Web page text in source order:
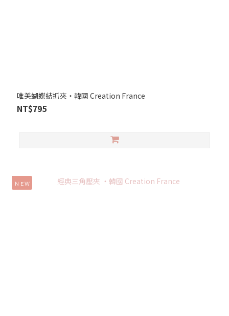
唯美蝴蝶結抓夾‧韓國 Creation France
NT$795
ＮＥＷ